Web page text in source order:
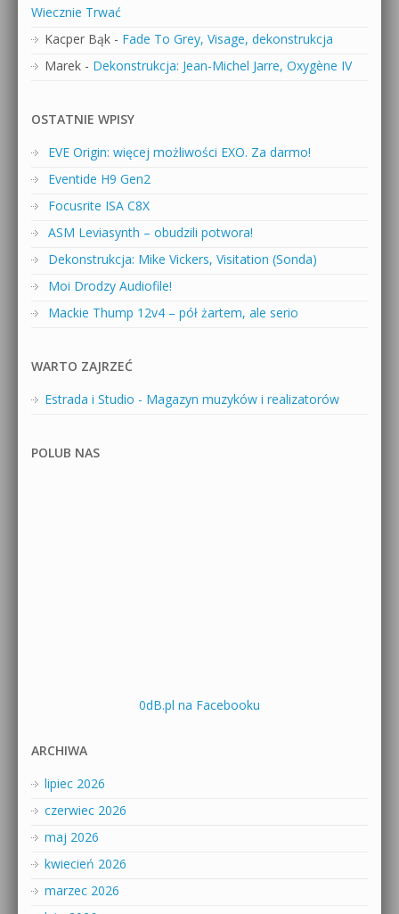
Wiecznie Trwać
Kacper Bąk - Fade To Grey, Visage, dekonstrukcja
Marek - Dekonstrukcja: Jean-Michel Jarre, Oxygène IV
OSTATNIE WPISY
EVE Origin: więcej możliwości EXO. Za darmo!
Eventide H9 Gen2
Focusrite ISA C8X
ASM Leviasynth – obudzili potwora!
Dekonstrukcja: Mike Vickers, Visitation (Sonda)
Moi Drodzy Audiofile!
Mackie Thump 12v4 – pół żartem, ale serio
WARTO ZAJRZEĆ
Estrada i Studio - Magazyn muzyków i realizatorów
POLUB NAS
0dB.pl na Facebooku
ARCHIWA
lipiec 2026
czerwiec 2026
maj 2026
kwiecień 2026
marzec 2026